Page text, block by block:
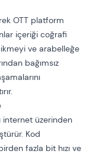
OTT platform
içeriği coğrafi
ve arabelleğe
bağımsız
internet üzerinden
Kod
fazla bit hızı ve